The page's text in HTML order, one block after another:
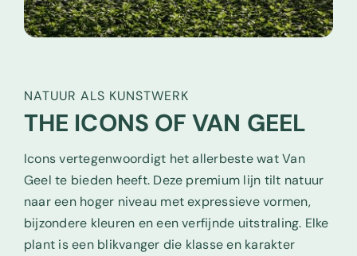
NATUUR ALS KUNSTWERK
THE ICONS OF VAN GEEL
Icons vertegenwoordigt het allerbeste wat Van
Geel te bieden heeft. Deze premium lijn tilt natuur
naar een hoger niveau met expressieve vormen,
bijzondere kleuren en een verfijnde uitstraling. Elke
plant is een blikvanger die klasse en karakter